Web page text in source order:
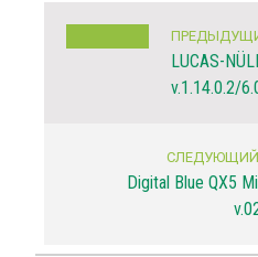
LUCAS-
v.1.14.0.2/
СЛЕДУЮЩИЙ
Digital Blue QX5